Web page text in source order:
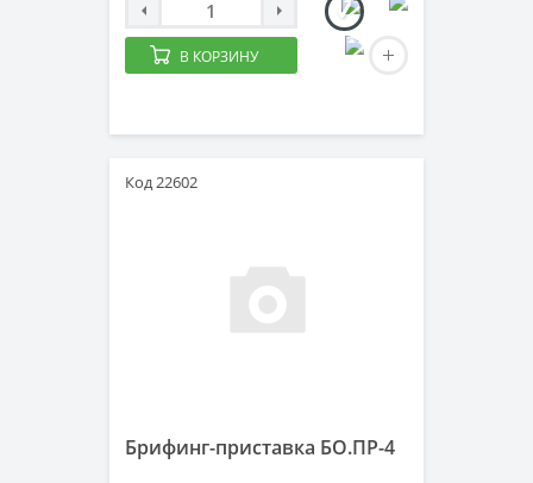
В КОРЗИНУ
Код 22602
Брифинг-приставка БО.ПР-4